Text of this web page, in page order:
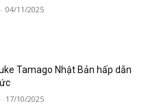
- 04/11/2025
Tamago Nhật Bản hấp dẫn
- 17/10/2025